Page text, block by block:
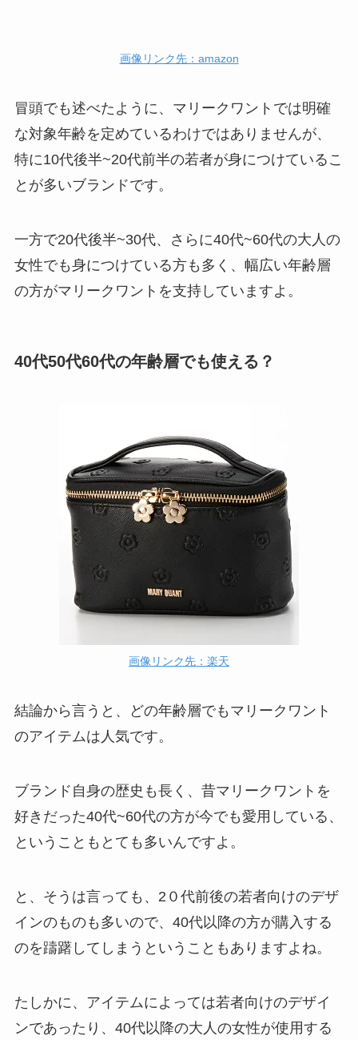
画像リンク先：amazon
冒頭でも述べたように、マリークワントでは明確
な対象年齢を定めているわけではありませんが、
特に10代後半~20代前半の若者が身につけているこ
とが多いブランドです。
一方で20代後半~30代、さらに40代~60代の大人の
女性でも身につけている方も多く、幅広い年齢層
の方がマリークワントを支持していますよ。
40代50代60代の年齢層でも使える？
画像リンク先：楽天
結論から言うと、どの年齢層でもマリークワント
のアイテムは人気です。
ブランド自身の歴史も長く、昔マリークワントを
好きだった40代~60代の方が今でも愛用している、
ということもとても多いんですよ。
と、そうは言っても、2０代前後の若者向けのデザ
インのものも多いので、40代以降の方が購入する
のを躊躇してしまうということもありますよね。
たしかに、アイテムによっては若者向けのデザイ
ンであったり、40代以降の大人の女性が使用する